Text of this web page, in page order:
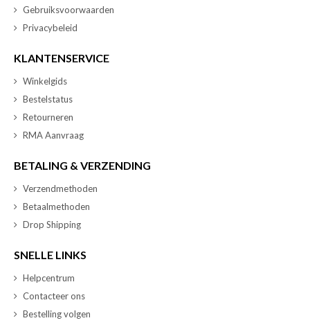
Gebruiksvoorwaarden
Privacybeleid
KLANTENSERVICE
Winkelgids
Bestelstatus
Retourneren
RMA Aanvraag
BETALING & VERZENDING
Verzendmethoden
Betaalmethoden
Drop Shipping
SNELLE LINKS
Helpcentrum
Contacteer ons
Bestelling volgen